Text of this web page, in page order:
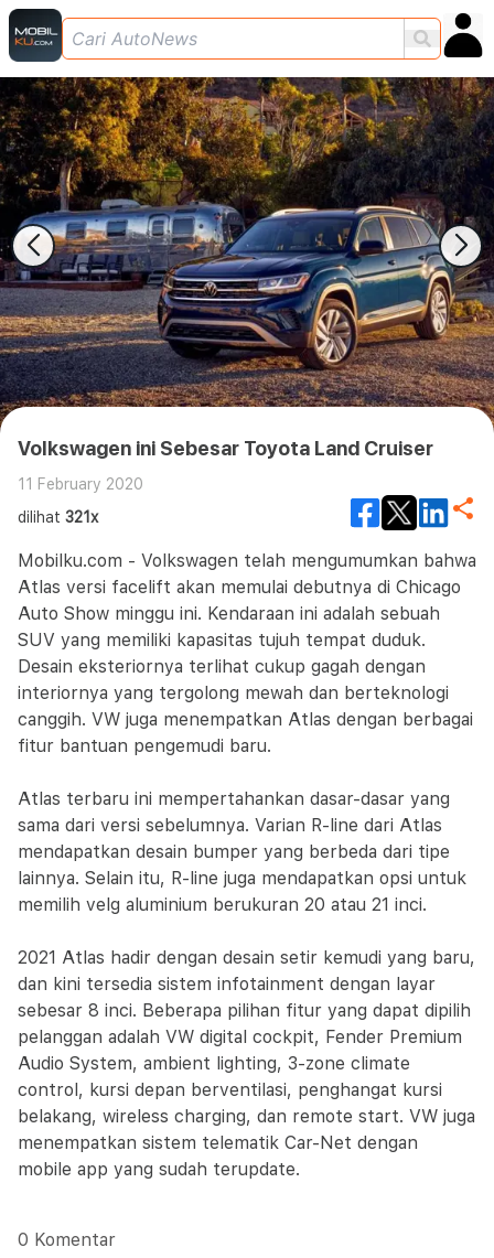
Volkswagen ini Sebesar Toyota Land Cruiser
11 February 2020
dilihat 321x
Mobilku.com - Volkswagen telah mengumumkan bahwa
Atlas versi facelift akan memulai debutnya di Chicago
Auto Show minggu ini. Kendaraan ini adalah sebuah
SUV yang memiliki kapasitas tujuh tempat duduk.
Desain eksteriornya terlihat cukup gagah dengan
interiornya yang tergolong mewah dan berteknologi
canggih. VW juga menempatkan Atlas dengan berbagai
fitur bantuan pengemudi baru.
Atlas terbaru ini mempertahankan dasar-dasar yang
sama dari versi sebelumnya. Varian R-line dari Atlas
mendapatkan desain bumper yang berbeda dari tipe
lainnya. Selain itu, R-line juga mendapatkan opsi untuk
memilih velg aluminium berukuran 20 atau 21 inci.
2021 Atlas hadir dengan desain setir kemudi yang baru,
dan kini tersedia sistem infotainment dengan layar
sebesar 8 inci. Beberapa pilihan fitur yang dapat dipilih
pelanggan adalah VW digital cockpit, Fender Premium
Audio System, ambient lighting, 3-zone climate
control, kursi depan berventilasi, penghangat kursi
belakang, wireless charging, dan remote start. VW juga
menempatkan sistem telematik Car-Net dengan
mobile app yang sudah terupdate.
0 Komentar